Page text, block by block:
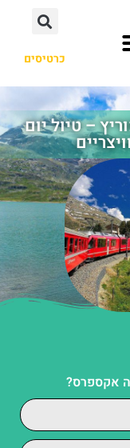
כרטיסים
– טיול יום
אקספרס?